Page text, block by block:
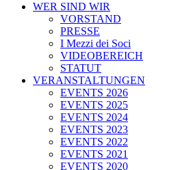
WER SIND WIR
VORSTAND
PRESSE
I Mezzi dei Soci
VIDEOBEREICH
STATUT
VERANSTALTUNGEN
EVENTS 2026
EVENTS 2025
EVENTS 2024
EVENTS 2023
EVENTS 2022
EVENTS 2021
EVENTS 2020